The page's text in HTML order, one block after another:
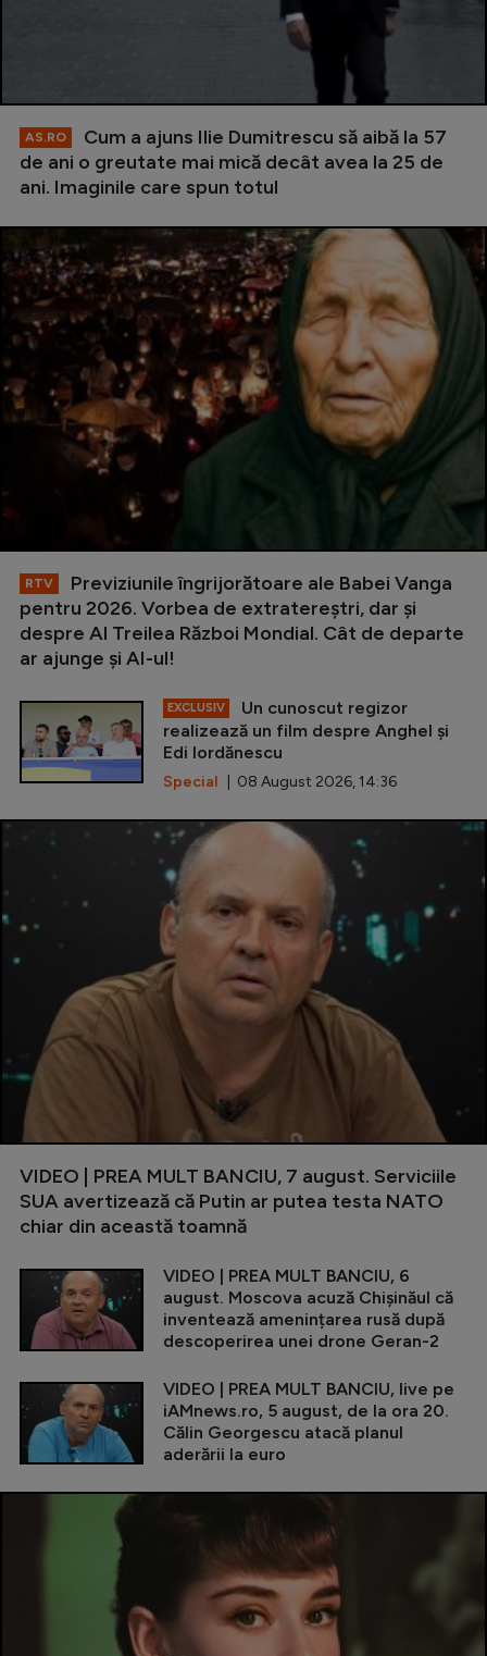
AS.RO
Cum a ajuns Ilie Dumitrescu să aibă la 57
de ani o greutate mai mică decât avea la 25 de
ani. Imaginile care spun totul
RTV
Previziunile îngrijorătoare ale Babei Vanga
pentru 2026. Vorbea de extratereștri, dar și
despre Al Treilea Război Mondial. Cât de departe
ar ajunge și AI-ul!
EXCLUSIV
Un cunoscut regizor
realizează un film despre Anghel și
Edi Iordănescu
Special | 08 August 2026, 14:36
VIDEO | PREA MULT BANCIU, 7 august. Serviciile
SUA avertizează că Putin ar putea testa NATO
chiar din această toamnă
VIDEO | PREA MULT BANCIU, 6
august. Moscova acuză Chișinăul că
inventează amenințarea rusă după
descoperirea unei drone Geran-2
VIDEO | PREA MULT BANCIU, live pe
iAMnews.ro, 5 august, de la ora 20.
Călin Georgescu atacă planul
aderării la euro